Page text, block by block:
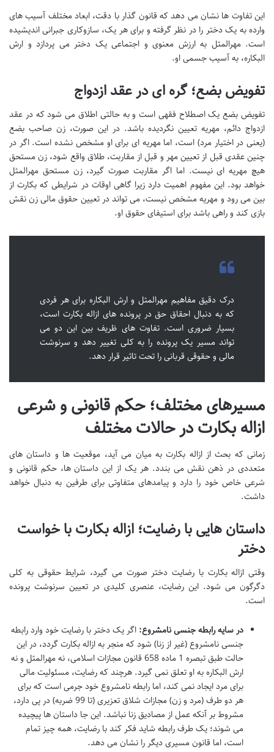
این تفاوت ها نشان می دهد که قانون گذار با دقت، ابعاد مختلف آسیب های
وارده به یک دختر را در نظر گرفته و برای هر یک، سازوکاری جبرانی اندیشیده
است. مهرالمثل به ارزش معنوی و اجتماعی یک دختر می پردازد و ارش
البکاره، به آسیب جسمی او.
تفویض بضع؛ گره ای در عقد ازدواج
تفویض بضع یک اصطلاح فقهی است و به حالتی اطلاق می شود که در عقد
ازدواج دائم، مهریه تعیین نگردیده باشد. در این صورت، زن صاحب بضع
(یعنی در اختیار مرد) است، اما مهریه ای برای او مشخص نشده است. اگر در
چنین عقدی قبل از تعیین مهر و قبل از مقاربت، طلاق واقع شود، زن مستحق
هیچ مهریه ای نیست. اما اگر مقاربت صورت گیرد، زن مستحق مهرالمثل
خواهد بود. این مفهوم اهمیت دارد زیرا گاهی اوقات در شرایطی که بکارت از
بین می رود و مهریه مشخص نیست، می تواند در تعیین حقوق مالی زن نقش
بازی کند و راهی باشد برای استیفای حقوق او.
درک دقیق مفاهیم مهرالمثل و ارش البکاره برای هر فردی
که به دنبال احقاق حق در پرونده های ازاله بکارت است،
بسیار ضروری است. تفاوت های ظریف بین این دو می
تواند مسیر یک پرونده را به کلی تغییر دهد و سرنوشت
مالی و حقوقی قربانی را تحت تاثیر قرار دهد.
مسیرهای مختلف؛ حکم قانونی و شرعی
ازاله بکارت در حالات مختلف
زمانی که بحث از ازاله بکارت به میان می آید، موقعیت ها و داستان های
متعددی در ذهن نقش می بندد. هر یک از این داستان ها، حکم قانونی و
شرعی خاص خود را دارد و پیامدهای متفاوتی برای طرفین به دنبال خواهد
داشت.
داستان هایی با رضایت؛ ازاله بکارت با خواست
دختر
وقتی ازاله بکارت با رضایت دختر صورت می گیرد، شرایط حقوقی به کلی
دگرگون می شود. این رضایت، عنصری کلیدی در تعیین سرنوشت پرونده
است.
در سایه رابطه جنسی نامشروع: اگر یک دختر با رضایت خود وارد رابطه
جنسی نامشروع (غیر از زنا) شود که منجر به ازاله بکارت گردد، در این
حالت طبق تبصره 1 ماده 658 قانون مجازات اسلامی، نه مهرالمثل و نه
ارش البکاره به او تعلق نمی گیرد. هرچند که رضایت، مسئولیت مالی
برای مرد ایجاد نمی کند، اما رابطه نامشروع خود جرمی است که برای
هر دو طرف (مرد و زن) مجازات شلاق تعزیری (تا 99 ضربه) در پی دارد،
مشروط بر آنکه عمل از مصادیق زنا نباشد. این جا داستان ها پیچیده
می شوند؛ یک طرف رابطه شاید فکر کند با رضایت، همه چیز تمام
است، اما قانون مسیری دیگر را نشان می دهد.